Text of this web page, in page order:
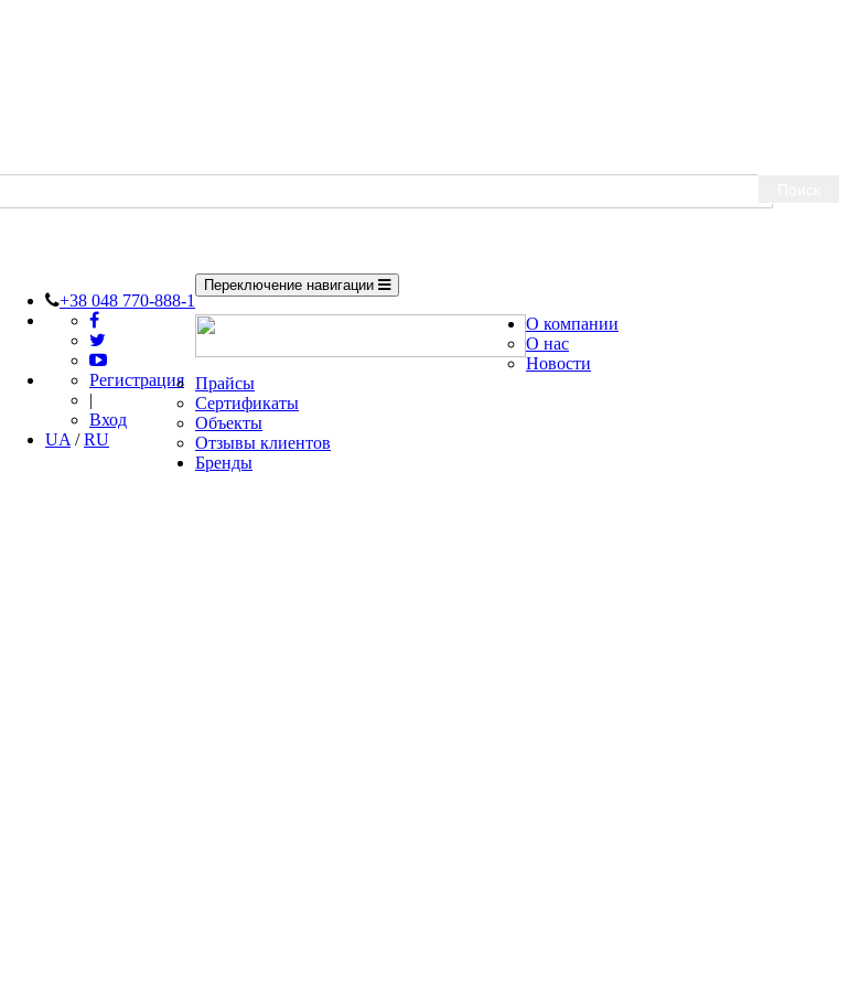
+38 048 770-888-1
Регистрация
|
Вход
UA /RU
Переключение навигации
О компании
О нас
Новости
Прайсы
Сертификаты
Объекты
Отзывы клиентов
Бренды